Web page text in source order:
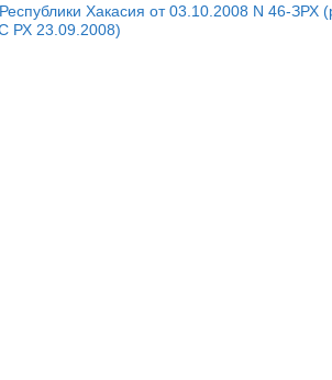
Хакасия от 03.10.2008 N 46-
РХ 23.09.2008)